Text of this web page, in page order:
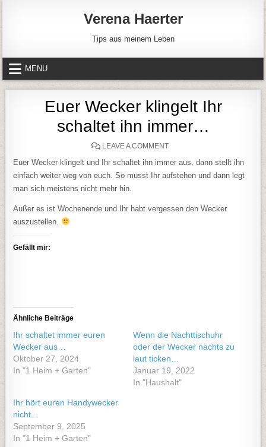
Verena Haerter
Tips aus meinem Leben
MENU
Euer Wecker klingelt Ihr
schaltet ihn immer…
LEAVE A COMMENTON EUER WECKER
Euer Wecker klingelt und Ihr schaltet ihn immer aus, dann stellt ihn
einfach weiter weg von euch. So müsst Ihr aufstehen und dann legt
man sich meistens nicht mehr hin.
Außer es ist Wochenende und Ihr habt vergessen den Wecker
auszustellen.
Gefällt mir:
Ähnliche Beiträge
Ihr schaltet immer euren
Wecker aus…
Oktober 27, 2024
In "1 Heim + Garten"
Wenn die Nachttischuhr
oder der Wecker nachts zu
laut ticken…
Januar 19, 2022
In "Haushalt"
Ihr hört euren Handywecker
nicht…
September 9, 2025
In "1 Heim + Garten"